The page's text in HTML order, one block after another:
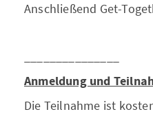
Anschließend Get-
Anmeldung und
Die Teilnahme ist